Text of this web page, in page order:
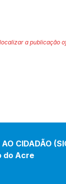
a publicação
CIDADÃO
do Acre